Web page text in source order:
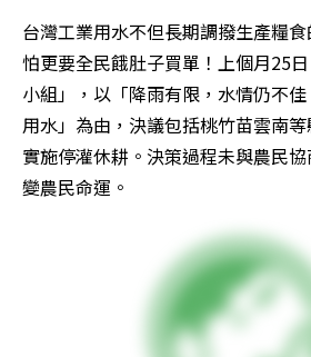
台灣工業用水不但長期調撥生產糧
怕更要全民餓肚子買單！上個月25
小組」，以「降雨有限，水情仍不
用水」為由，決議包括桃竹苗雲南
實施停灌休耕。決策過程未與農民
變農民命運。